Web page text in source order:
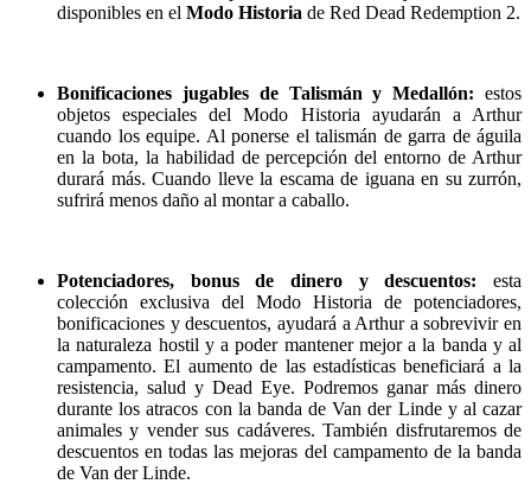
disponibles en el Modo Historia de Red Dead Redemption 2.
Bonificaciones jugables de Talismán y Medallón: estos
objetos especiales del Modo Historia ayudarán a Arthur
cuando los equipe. Al ponerse el talismán de garra de águila
en la bota, la habilidad de percepción del entorno de Arthur
durará más. Cuando lleve la escama de iguana en su zurrón,
sufrirá menos daño al montar a caballo.
Potenciadores, bonus de dinero y descuentos: esta
colección exclusiva del Modo Historia de potenciadores,
bonificaciones y descuentos, ayudará a Arthur a sobrevivir en
la naturaleza hostil y a poder mantener mejor a la banda y al
campamento. El aumento de las estadísticas beneficiará a la
resistencia, salud y Dead Eye. Podremos ganar más dinero
durante los atracos con la banda de Van der Linde y al cazar
animales y vender sus cadáveres. También disfrutaremos de
descuentos en todas las mejoras del campamento de la banda
de Van der Linde.